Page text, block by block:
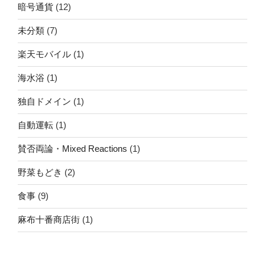
暗号通貨 (12)
未分類 (7)
楽天モバイル (1)
海水浴 (1)
独自ドメイン (1)
自動運転 (1)
賛否両論・Mixed Reactions (1)
野菜もどき (2)
食事 (9)
麻布十番商店街 (1)